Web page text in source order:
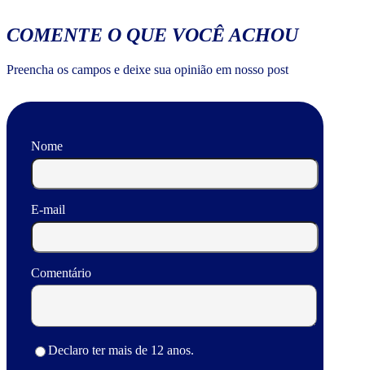
COMENTE O QUE VOCÊ ACHOU
Preencha os campos e deixe sua opinião em nosso post
Nome
E-mail
Comentário
Declaro ter mais de 12 anos.